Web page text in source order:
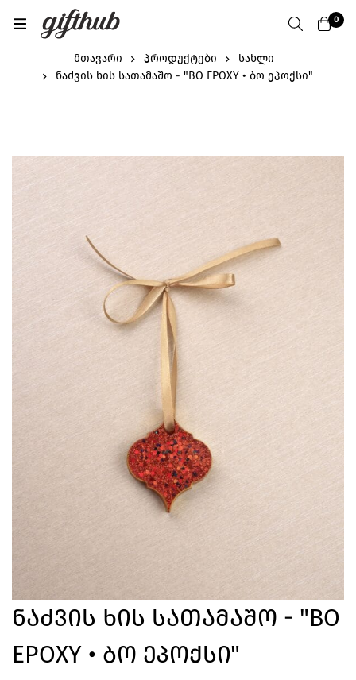
0
მთავარი პროდუქტები
სახლი
ნაძვის ხის სათამაშო - "BO EPOXY • ბო ეპოქსი"
Ნაძვის Ხის Სათამაშო - "BO
EPOXY • Ბო Ეპოქსი"